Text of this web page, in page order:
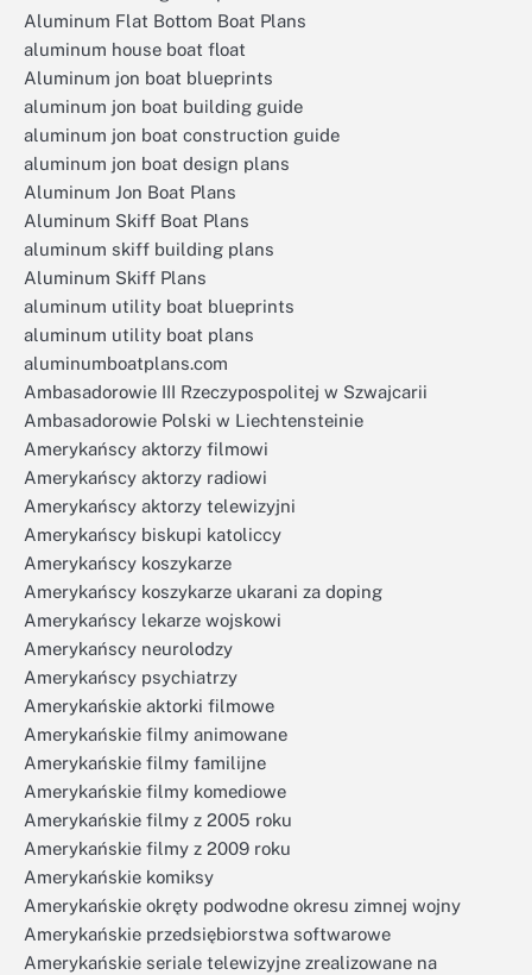
Aluminum Flat Bottom Boat Plans
aluminum house boat float
Aluminum jon boat blueprints
aluminum jon boat building guide
aluminum jon boat construction guide
aluminum jon boat design plans
Aluminum Jon Boat Plans
Aluminum Skiff Boat Plans
aluminum skiff building plans
Aluminum Skiff Plans
aluminum utility boat blueprints
aluminum utility boat plans
aluminumboatplans.com
Ambasadorowie III Rzeczypospolitej w Szwajcarii
Ambasadorowie Polski w Liechtensteinie
Amerykańscy aktorzy filmowi
Amerykańscy aktorzy radiowi
Amerykańscy aktorzy telewizyjni
Amerykańscy biskupi katoliccy
Amerykańscy koszykarze
Amerykańscy koszykarze ukarani za doping
Amerykańscy lekarze wojskowi
Amerykańscy neurolodzy
Amerykańscy psychiatrzy
Amerykańskie aktorki filmowe
Amerykańskie filmy animowane
Amerykańskie filmy familijne
Amerykańskie filmy komediowe
Amerykańskie filmy z 2005 roku
Amerykańskie filmy z 2009 roku
Amerykańskie komiksy
Amerykańskie okręty podwodne okresu zimnej wojny
Amerykańskie przedsiębiorstwa softwarowe
Amerykańskie seriale telewizyjne zrealizowane na